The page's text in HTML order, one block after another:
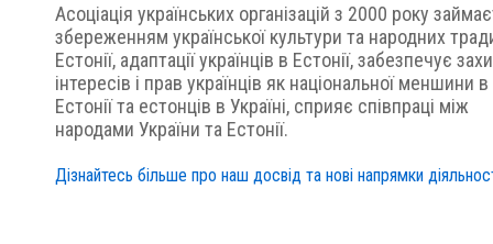
Асоціація українських організацій з 2000 року
збереженням української культури та народних
Естонії, адаптації українців в Естонії, забезпечує
інтересів і прав українців як національної меншини в
Естонії та естонців в Україні, сприяє співпраці між
народами України та Естонії.
Дізнайтесь більше про наш досвід та нові напрямки